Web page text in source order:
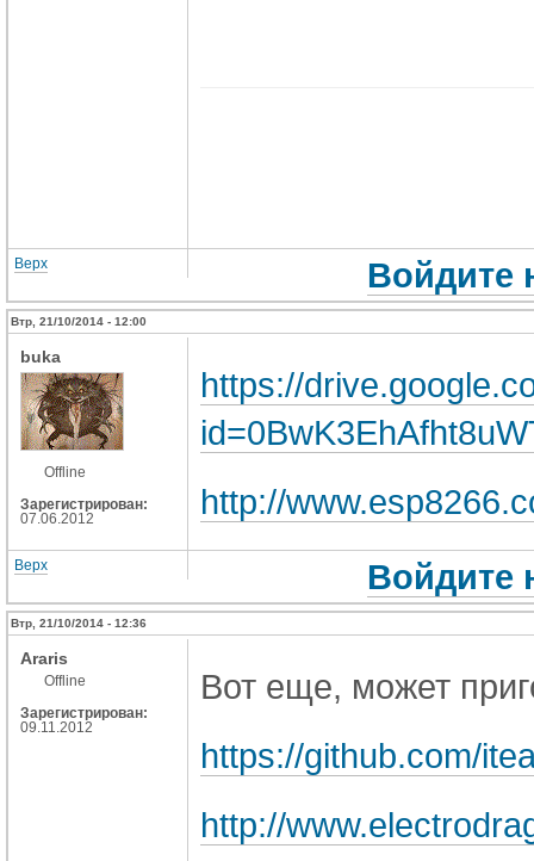
Верх Войдите
Втр, 21/10/2014 - 12:00
buka
Offline
Зарегистрирован:
07.06.2012
https://
http://
Верх Войдите
Втр, 21/10/2014 - 12:36
Araris
Offline
Зарегистрирован:
09.11.2012
Вот еще, может
https://github.com/
http://